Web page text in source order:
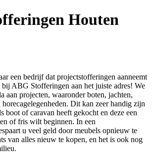
Houten
een bedrijf dat projectstofferingen aanneemt
ABG Stofferingen aan het juiste adres! We
aan projecten, waaronder boten, jachten,
horecagelegenheden. Dit kan zeer handig zijn
boot of caravan heeft gekocht en deze een
of fris wilt beginnen. In een
u veel geld door meubels opnieuw te
van alles nieuw te kopen, en het is ook nog